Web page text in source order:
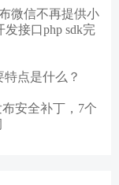
微信不再提供小
接口php sdk完
点是什么？
安全补丁，7个